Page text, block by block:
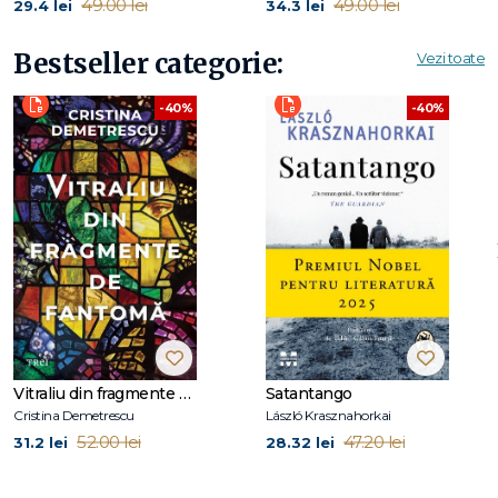
29.4 lei 49.00 lei 34.3 lei 49.00 lei
Bestseller categorie: Vezi toate
-40%
Vitraliu din fragmente de fantomă
Cristina Demetrescu
31.2 lei 52.00 lei
-40%
Satantango
László Krasznahorkai
28.32 lei 47.20 lei